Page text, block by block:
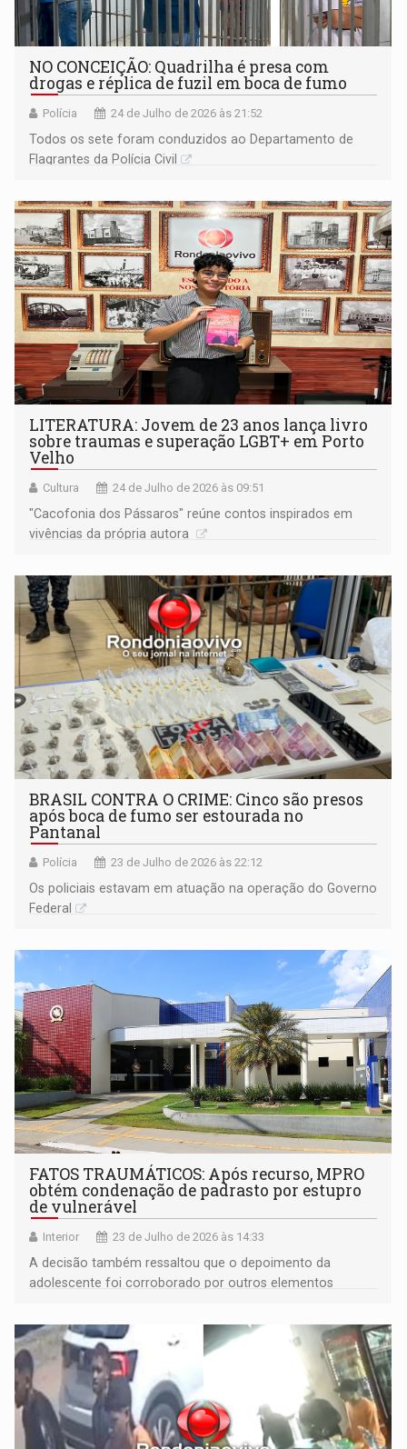
NO CONCEIÇÃO: Quadrilha é presa com
drogas e réplica de fuzil em boca de fumo
Polícia 24 de Julho de 2026 às 21:52
Todos os sete foram conduzidos ao Departamento de
Flagrantes da Polícia Civil
LITERATURA: Jovem de 23 anos lança livro
sobre traumas e superação LGBT+ em Porto
Velho
Cultura 24 de Julho de 2026 às 09:51
"Cacofonia dos Pássaros" reúne contos inspirados em
vivências da própria autora
BRASIL CONTRA O CRIME: Cinco são presos
após boca de fumo ser estourada no
Pantanal
Polícia 23 de Julho de 2026 às 22:12
Os policiais estavam em atuação na operação do Governo
Federal
FATOS TRAUMÁTICOS: Após recurso, MPRO
obtém condenação de padrasto por estupro
de vulnerável
Interior 23 de Julho de 2026 às 14:33
A decisão também ressaltou que o depoimento da
adolescente foi corroborado por outros elementos